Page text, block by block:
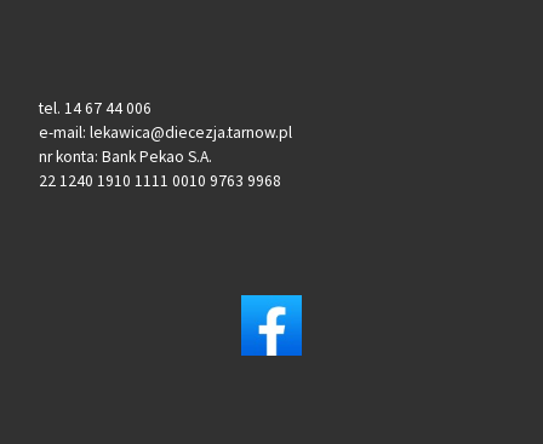
tel. 14 67 44 006
e-mail: lekawica@diecezja.tarnow.pl
nr konta: Bank Pekao S.A.
22 1240 1910 1111 0010 9763 9968